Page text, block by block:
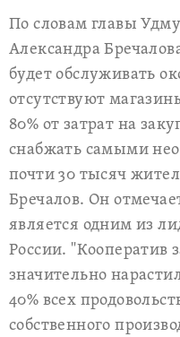
По словам главы
Александра
будет обслуживать
отсутствуют
80% от затрат на
снабжать самыми
почти 30 тысяч
Бречалов. Он
является одним из
России. "Кооператив
значительно
40% всех
собственного